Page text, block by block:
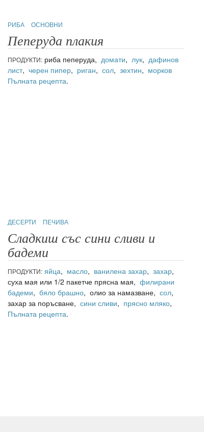
РИБА ОСНОВНИ
Пеперуда плакия
ПРОДУКТИ: риба пеперуда,домати,лук,дафинов
лист,черен пипер, риган,сол,зехтин, морков
Пълната рецепта.
ДЕСЕРТИ ПЕЧИВА
Сладкиш със сини сливи и
бадеми
ПРОДУКТИ: яйца, масло, ванилена захар,захар,
суха мая или 1/2 пакетче прясна мая,филирани
бадеми,бяло брашно, олио за намазване,сол,
захар за поръсване,сини сливи, прясно мляко,
Пълната рецепта.